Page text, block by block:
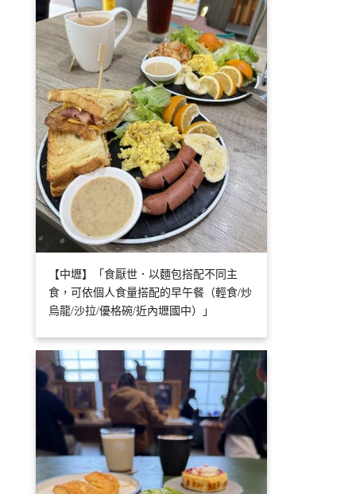
【中壢】「食厭世．以麵包搭配不同主
食，可依個人食量搭配的早午餐（輕食/炒
烏龍/沙拉/優格碗/近內壢國中）」